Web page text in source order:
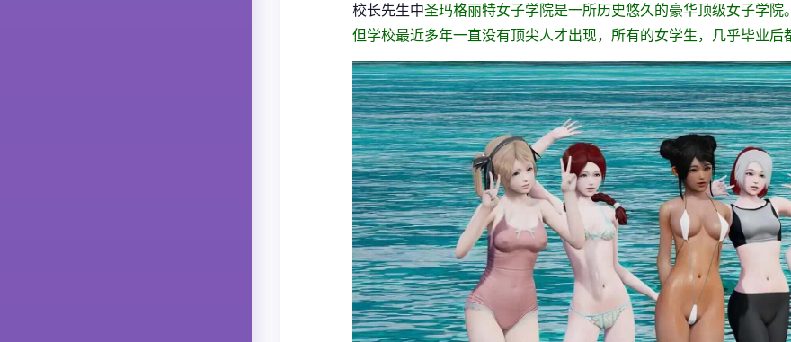
校长先生中圣玛格丽特女子学院是一所历史悠久的豪华顶级女子学院。
但学校最近多年一直没有顶尖人才出现，所有的女学生，几乎毕业后